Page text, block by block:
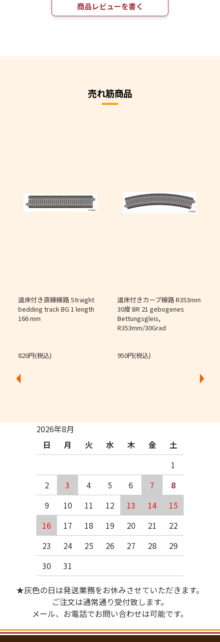
商品レビューを書く
売れ筋商品
道床付き直線線路 Straight
bedding track BG 1 length
166 mm
820円(税込)
道床付きカーブ線路 R353mm
30度 BR 21 gebogenes
Bettungsgleis,
R353mm/30Grad
950円(税込)
2026年8月
日
月 火 水 木 金
土
1
2
3 4 5 6 7
8
9
10 11 12 13 14
15
16
17 18 19 20 21
22
23
24 25 26 27 28
29
30
31
★灰色の日は発送業務をお休みさせていただきます。
ご注文は通常通り受付致します。
メール、お電話でお問い合わせは可能です。